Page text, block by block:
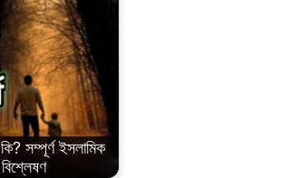
সম্পূর্ণ ইসলামিক
বিশ্লেষণ